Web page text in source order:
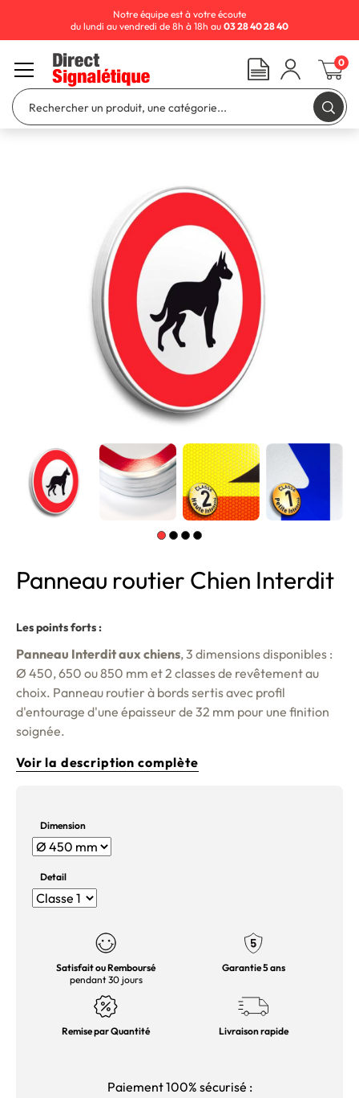
Panneau routier Chien Interdit
Les points forts :
Panneau Interdit aux chiens, 3 dimensions disponibles :
Ø 450, 650 ou 850 mm et 2 classes de revêtement au
choix. Panneau routier à bords sertis avec profil
d'entourage d'une épaisseur de 32 mm pour une finition
soignée.
Voir la description complète
Dimension
Detail
Satisfait ou Remboursé
pendant 30 jours
Garantie 5 ans
Remise par Quantité Livraison rapide
Paiement 100% sécurisé :
Notre équipe est à votre écoute
du lundi au vendredi de 8h à 18h au 03 28 40 28 40
0